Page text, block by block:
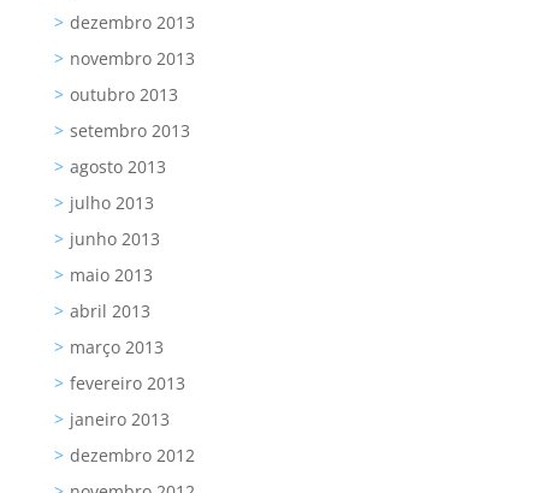
dezembro 2013
novembro 2013
outubro 2013
setembro 2013
agosto 2013
julho 2013
junho 2013
maio 2013
abril 2013
março 2013
fevereiro 2013
janeiro 2013
dezembro 2012